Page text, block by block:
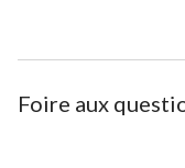
Foire aux